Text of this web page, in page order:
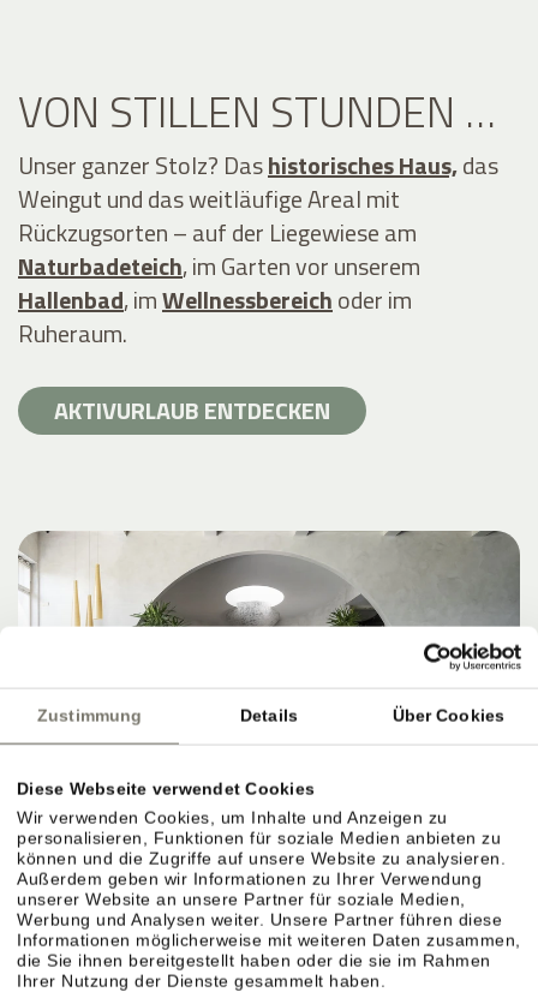
Zustimmung Details Über Cookies
Diese Webseite verwendet Cookies
Wir verwenden Cookies, um Inhalte und Anzeigen zu
personalisieren, Funktionen für soziale Medien anbieten zu
können und die Zugriffe auf unsere Website zu analysieren.
Außerdem geben wir Informationen zu Ihrer Verwendung
unserer Website an unsere Partner für soziale Medien,
Werbung und Analysen weiter. Unsere Partner führen diese
Informationen möglicherweise mit weiteren Daten zusammen,
die Sie ihnen bereitgestellt haben oder die sie im Rahmen
Ihrer Nutzung der Dienste gesammelt haben.
VON STILLEN STUNDEN …
Unser ganzer Stolz? Dashistorisches Haus,das
Weingut und das weitläufige Areal mit
Rückzugsorten – auf der Liegewiese am
Naturbadeteich, im Garten vor unserem
Hallenbad, imWellnessbereichoder im
Ruheraum.
AKTIVURLAUB ENTDECKEN